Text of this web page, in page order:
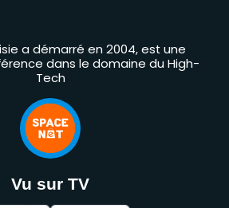
a démarré en 2004, est une
dans le domaine du High-
Tech
Vu sur TV